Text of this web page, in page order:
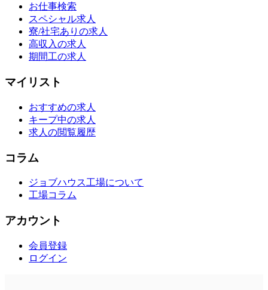
お仕事検索
スペシャル求人
寮/社宅ありの求人
高収入の求人
期間工の求人
マイリスト
おすすめの求人
キープ中の求人
求人の閲覧履歴
コラム
ジョブハウス工場について
工場コラム
アカウント
会員登録
ログイン